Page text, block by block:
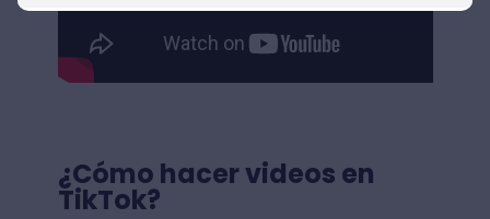
¿Cómo hacer videos en
TikTok?